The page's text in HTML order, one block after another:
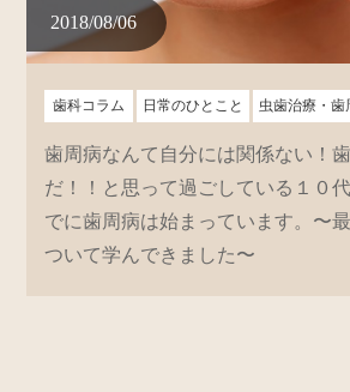
2018/08/06
歯科コラム 日常のひとこと 虫歯治療・歯
歯周病なんて自分には関係ない！
だ！！と思って過ごしている１０
でに歯周病は始まっています。〜
ついて学んできました〜